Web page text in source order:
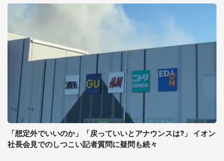
「想定外でいいのか」「戻っていいとアナウンスは?」 イオン
社長会見でのしつこい記者質問に疑問も続々